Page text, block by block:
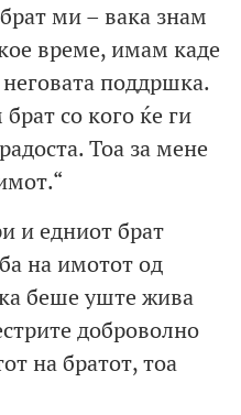
ми – вака знам
време, имам каде
поддршка.
со кого ќе ги
Тоа за мене
и едниот брат
на имотот од
беше уште жива
доброволно
на братот, тоа